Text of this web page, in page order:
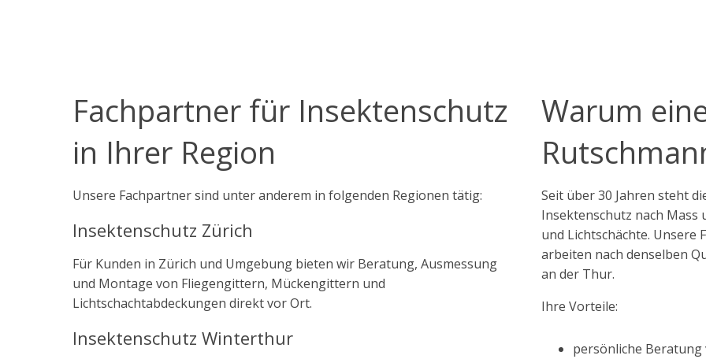
Fachpartner für Insektenschutz
in Ihrer Region
Unsere Fachpartner sind unter anderem in folgenden Regionen tätig:
Insektenschutz Zürich
Für Kunden in Zürich und Umgebung bieten wir Beratung, Ausmessung
und Montage von Fliegengittern, Mückengittern und
Lichtschachtabdeckungen direkt vor Ort.
Insektenschutz Winterthur
Warum
Seit über 30 Jahren steht
Insektenschutz nach
und Lichtschächte. Unsere
arbeiten nach denselben
an der Thur.
Ihre Vorteile:
persönliche